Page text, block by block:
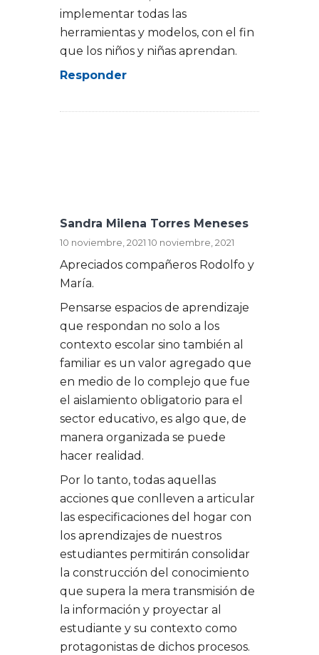
implementar todas las
herramientas y modelos, con el fin
que los niños y niñas aprendan.
Responder
Sandra Milena Torres Meneses
10 noviembre, 2021 10 noviembre, 2021
Apreciados compañeros Rodolfo y
María.
Pensarse espacios de aprendizaje
que respondan no solo a los
contexto escolar sino también al
familiar es un valor agregado que
en medio de lo complejo que fue
el aislamiento obligatorio para el
sector educativo, es algo que, de
manera organizada se puede
hacer realidad.
Por lo tanto, todas aquellas
acciones que conlleven a articular
las especificaciones del hogar con
los aprendizajes de nuestros
estudiantes permitirán consolidar
la construcción del conocimiento
que supera la mera transmisión de
la información y proyectar al
estudiante y su contexto como
protagonistas de dichos procesos.